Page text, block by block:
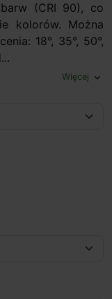
(CRI 90), co
kolorów. Można
18°, 35°, 50°,
Więcej expand_more